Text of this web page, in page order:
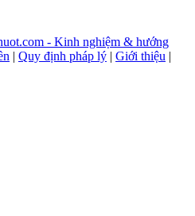
- Kinh nghiệm & hướng
| Quy định pháp lý | Giới thiệu |